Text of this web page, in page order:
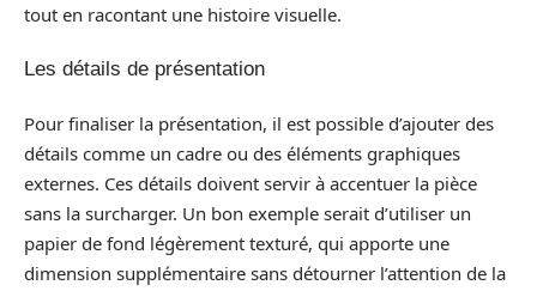
tout en racontant une histoire visuelle.
Les détails de présentation
Pour finaliser la présentation, il est possible d’ajouter des
détails comme un cadre ou des éléments graphiques
externes. Ces détails doivent servir à accentuer la pièce
sans la surcharger. Un bon exemple serait d’utiliser un
papier de fond légèrement texturé, qui apporte une
dimension supplémentaire sans détourner l’attention de la